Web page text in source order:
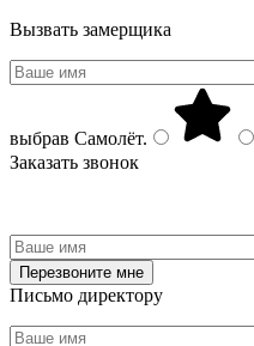
Вызвать замерщика
выбрав Самолёт.
Заказать звонок
Письмо директору